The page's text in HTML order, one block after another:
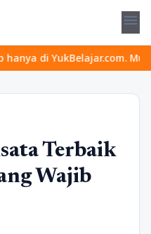
menu
Mulai
Terbaik
Wajib